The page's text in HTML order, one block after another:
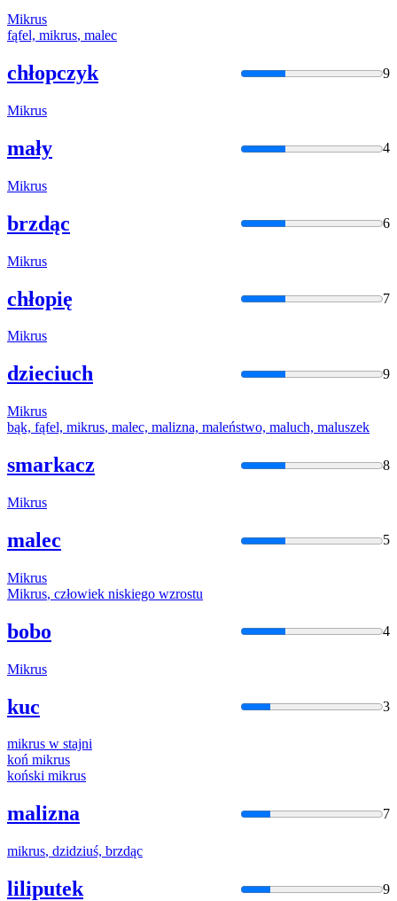
Mikrus
fąfel, mikrus, malec
chłopczyk 9
Mikrus
mały 4
Mikrus
brzdąc 6
Mikrus
chłopię 7
Mikrus
dzieciuch 9
Mikrus
bąk, fąfel, mikrus, malec, malizna, maleństwo, maluch, maluszek
smarkacz 8
Mikrus
malec 5
Mikrus
Mikrus, człowiek niskiego wzrostu
bobo 4
Mikrus
kuc 3
mikrus w stajni
koń mikrus
koński mikrus
malizna 7
mikrus, dzidziuś, brzdąc
liliputek 9